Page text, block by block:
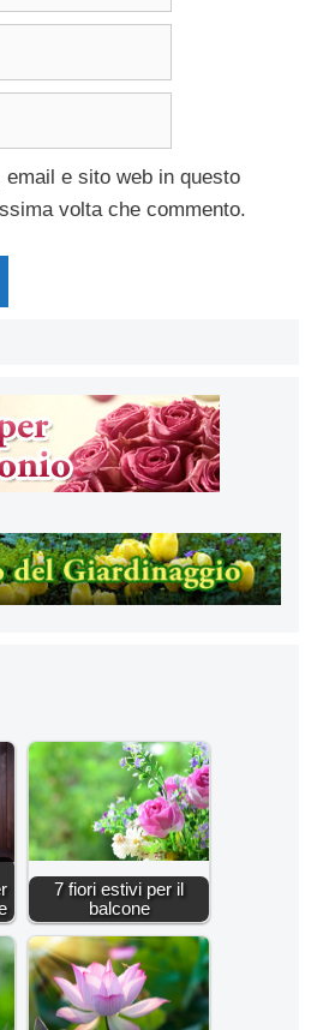
e sito web in questo
volta che commento.
7 fiori estivi per il
balcone